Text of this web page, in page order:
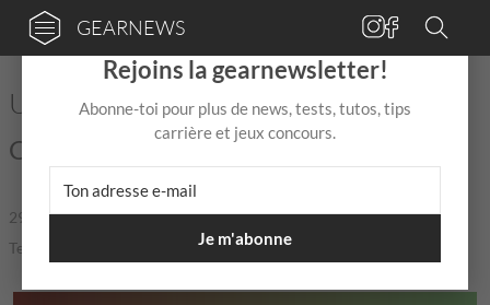
GEARNEWS
UB DSP sort le plug-in Vowel Blender
Cocorico !
29 MaideMix Jagger| |
5,0 / 5,0 |
Temps de lecture: 2 min
×
Rejoins la gearnewsletter!
Abonne-toi pour plus de news, tests, tutos, tips
carrière et jeux concours.
Je m'abonne